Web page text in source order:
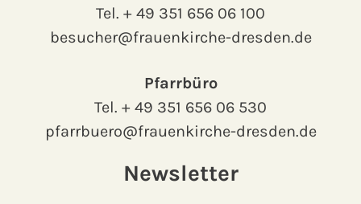
Tel. + 49 351 656 06 100
besucher@frauenkirche-dresden.de
Pfarrbüro
Tel. + 49 351 656 06 530
pfarrbuero@frauenkirche-dresden.de
Newsletter